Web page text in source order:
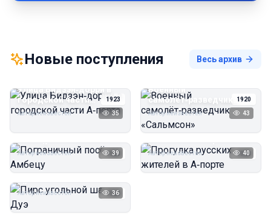
Новые поступления Весь архив
1923
Улица Бидзэн‑дорри в
городской части
А‑порта
Автор неизвестен 35
1920
Военный
самолёт‑разведчик
«Сальмсон»
Автор неизвестен 43
1923
Автор неизвестен 39 1923
Прогулка русских
Автор неизвестен 40
1923
Пирс угольной шахты
Автор неизвестен 36